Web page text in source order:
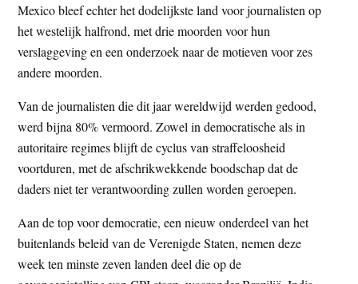
Mexico bleef echter het dodelijkste land voor journalisten op
het westelijk halfrond, met drie moorden voor hun
verslaggeving en een onderzoek naar de motieven voor zes
andere moorden.
Van de journalisten die dit jaar wereldwijd werden gedood,
werd bijna 80% vermoord. Zowel in democratische als in
autoritaire regimes blijft de cyclus van straffeloosheid
voortduren, met de afschrikwekkende boodschap dat de
daders niet ter verantwoording zullen worden geroepen.
Aan de top voor democratie, een nieuw onderdeel van het
buitenlands beleid van de Verenigde Staten, nemen deze
week ten minste zeven landen deel die op de